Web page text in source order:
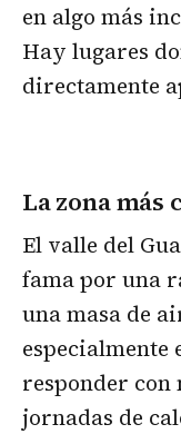
en algo más
Hay lugares
directamente
La zona más
El valle del
fama por una
una masa de
especialmente
responder
jornadas de